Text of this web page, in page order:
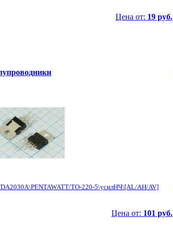
Цена от: 19 руб.
TO-220-5\усилНЧ\[AL/AH/AV]
Цена от: 101 руб.